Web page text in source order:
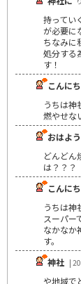
持ってい
が必要に
ちなみに
処分する
す！
こんに
うちは神
燃やせな
おはよ
どんどん
は？？？
こんに
うちは神
スーパー
なかなか
す。
神社 |
や地域で